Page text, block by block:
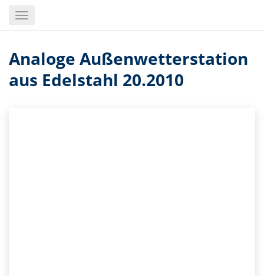
Toggle
Analoge Außenwetterstation
aus Edelstahl 20.2010